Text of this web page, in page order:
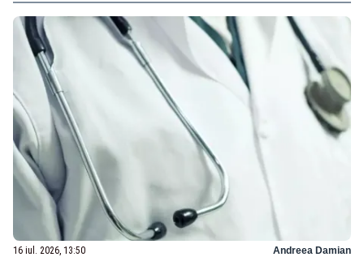
16 iul. 2026, 13:50 Andreea Damian